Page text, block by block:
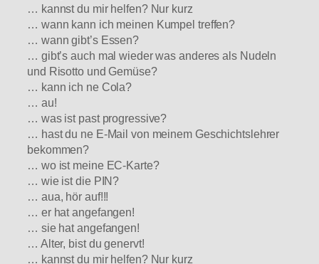
… kannst du mir helfen? Nur kurz
… wann kann ich meinen Kumpel treffen?
… wann gibt’s Essen?
… gibt’s auch mal wieder was anderes als Nudeln
und Risotto und Gemüse?
… kann ich ne Cola?
… au!
… was ist past progressive?
… hast du ne E-Mail von meinem Geschichtslehrer
bekommen?
… wo ist meine EC-Karte?
… wie ist die PIN?
… aua, hör auf!!!
… er hat angefangen!
… sie hat angefangen!
… Alter, bist du genervt!
… kannst du mir helfen? Nur kurz